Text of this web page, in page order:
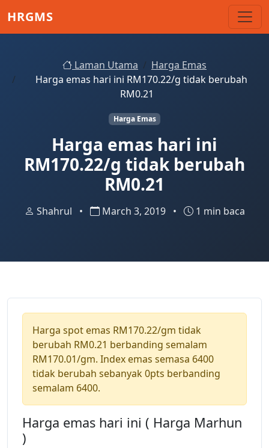
HRGMS
Laman Utama
Harga Emas
Harga emas hari ini RM170.22/g tidak berubah
RM0.21
Harga Emas
Harga emas hari ini
RM170.22/g tidak berubah
RM0.21
Shahrul • March 3, 2019 • 1 min baca
Harga spot emas RM170.22/gm tidak
berubah RM0.21 berbanding semalam
RM170.01/gm. Index emas semasa 6400
tidak berubah sebanyak 0pts berbanding
semalam 6400.
Harga emas hari ini ( Harga Marhun
)